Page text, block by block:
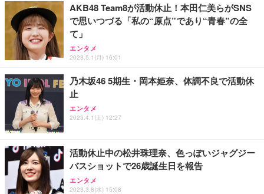
務用 おしゃれ パソコンチェア (ブラック)
Sezlife オフィスチェア デスクチェア 疲れない テレ
ワーク チェア 強化バックレスト 30度ロッキング機
能 人間工学 椅子 腰サポート 90度跳ね上げ式アーム
レスト 3Dヘッドレスト ハンガー付き 高反発クッシ
務用 おしゃれ パソコンチェア (ホワイト)
￥7,680
ANDWINT オフィスチェア デスクチェア 肘なし メ
ッシュ 通気性 ランバーサポート付き 腰サポート ガ
ス圧無段階昇降 360度回転 キャスター付き コンパク
【整備済み品】Dell E2724HS 27インチ 液晶モニタ
ー フルHD（1920×1080）VA 非光沢 HDMI/DisplayP
ort/VGA スピーカー内蔵 高さ調整 スイベル VESA対
応 ComfortView ビジネス向け
￥15,800
【MiniLED/24.5inch/280Hz/FHD】GRAPHT THE S
HOOTER Gaming Monitor 24” Essential ゲーミン
グモニター QD 24.5インチ 1ms FHD 量子ドット 残
Smart Basic(スマートベーシック) 【Amazon.co.jp
限定】 Smart Basic アイリスオーヤマ ペットシーツ
超厚型 お徳用 ワイド 100枚入 (x 1) (ケース販売)
￥3,670
アイリスオーヤマ ペットシーツ 超厚型 お徳用 レギ
ュラー 200枚入【Amazon.co.jp限定】
AKB48 Team8が活動休止！本田仁美らがSNS
で思いつづる「私の“原点”であり“青春”の全
て」
エンタメ
2023.5.1(月) 16:01
乃木坂46 5期生・岡本姫奈、体調不良で活動休
止
エンタメ
2023.4.1(土) 12:27
活動休止中の松井珠理奈、色っぽいジャグジー
バスショットで26歳誕生日を報告
エンタメ
2023.3.8(水) 15:08